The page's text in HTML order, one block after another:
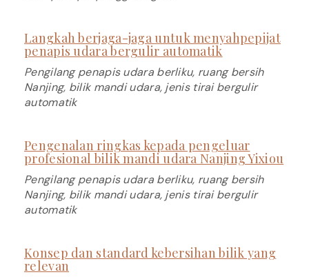
Langkah berjaga-jaga untuk menyahpepijat
penapis udara bergulir automatik
Pengilang penapis udara berliku, ruang bersih
Nanjing, bilik mandi udara, jenis tirai bergulir
automatik
Pengenalan ringkas kepada pengeluar
profesional bilik mandi udara Nanjing Yixiou
Pengilang penapis udara berliku, ruang bersih
Nanjing, bilik mandi udara, jenis tirai bergulir
automatik
Konsep dan standard kebersihan bilik yang
relevan